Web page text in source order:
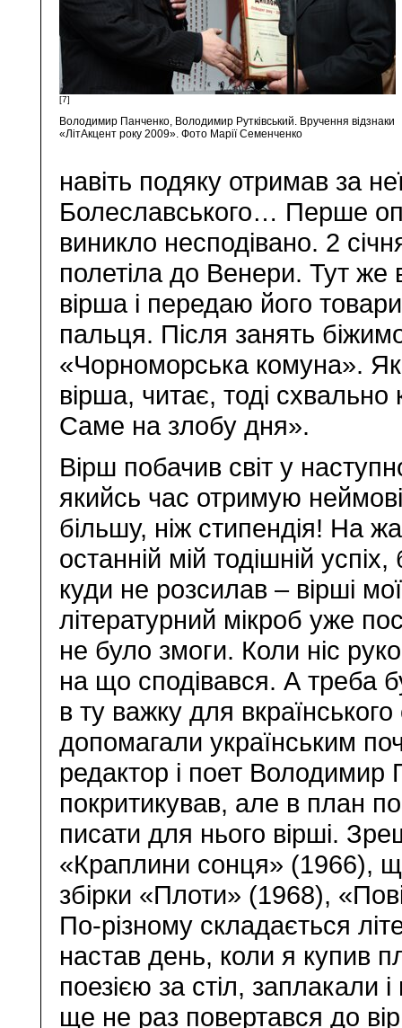
[7]
Володимир Панченко, Володимир Рутківський. Вручення відзнаки
«ЛітАкцент року 2009». Фото Марії Семенченко
навіть подяку отримав за
Болеславського… Перше
виникло несподівано. 2
полетіла до Венери. Тут же
вірша і передаю його
пальця. Після занять
«Чорноморська комуна».
вірша, читає, тоді
Саме на злобу дня».
Вірш побачив світ у
якийсь час отримую
більшу, ніж стипендія! На
останній мій тодішній
куди не розсилав – вірші
літературний мікроб уже
не було змоги. Коли ніс
на що сподівався. А треба
в ту важку для
допомагали українським
редактор і поет Володимир
покритикував, але в план
писати для нього вірші.
«Краплини сонця» (1966),
збірки «Плоти» (1968),
По-різному складається
настав день, коли я купив
поезією за стіл, заплакали
ще не раз повертався до